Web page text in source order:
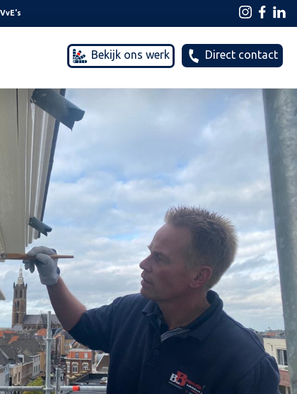
Bekijk ons werk Direct contact